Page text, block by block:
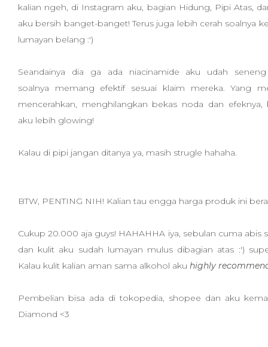
kalian ngeh, di Instagram aku, bagian Hidung, Pipi Atas,
aku bersih banget-banget! Terus juga lebih cerah soalnya
lumayan belang :')
Seandainya dia ga ada niacinamide aku udah
soalnya memang efektif sesuai klaim mereka. Yang
mencerahkan, menghilangkan bekas noda dan efeknya,
aku lebih glowing!
Kalau di pipi jangan ditanya ya, masih strugle hahaha.
BTW, PENTING NIH! Kalian tau engga harga produk ini
Cukup 20.000 aja guys! HAHAHHA iya, sebulan cuma abis
dan kulit aku sudah lumayan mulus dibagian atas :')
Kalau kulit kalian aman sama alkohol aku highly
Pembelian bisa ada di tokopedia, shopee dan aku
Diamond <3